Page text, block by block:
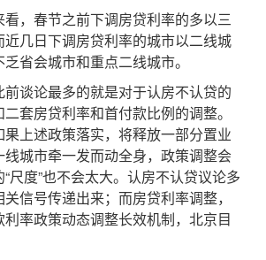
，春节之前下调房贷利率的多以三
几日下调房贷利率的城市以二线城
省会城市和重点二线城市。
谈论最多的就是对于认房不认贷的
套房贷利率和首付款比例的调整。
上述政策落实，将释放一部分置业
城市牵一发而动全身，政策调整会
尺度”也不会太大。认房不认贷议论多
信号传递出来；而房贷利率调整，
率政策动态调整长效机制，北京目